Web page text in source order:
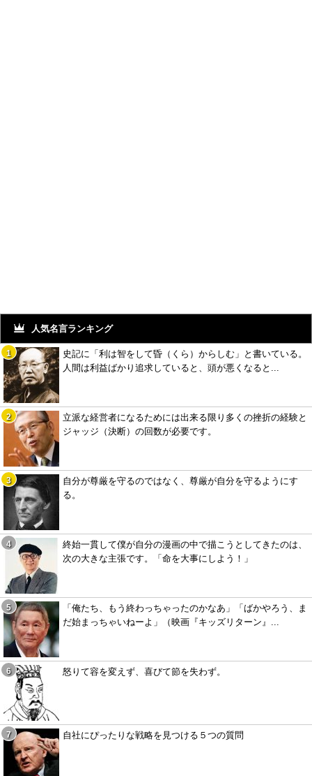
人気名言ランキング
史記に「利は智をして昏（くら）からしむ」と書いている。
人間は利益ばかり追求していると、頭が悪くなると...
立派な経営者になるためには出来る限り多くの挫折の経験と
ジャッジ（決断）の回数が必要です。
自分が尊厳を守るのではなく、尊厳が自分を守るようにす
る。
終始一貫して僕が自分の漫画の中で描こうとしてきたのは、
次の大きな主張です。「命を大事にしよう！」
「俺たち、もう終わっちゃったのかなあ」「ばかやろう、ま
だ始まっちゃいねーよ」（映画『キッズリターン』...
怒りて容を変えず、喜びて節を失わず。
自社にぴったりな戦略を見つける５つの質問